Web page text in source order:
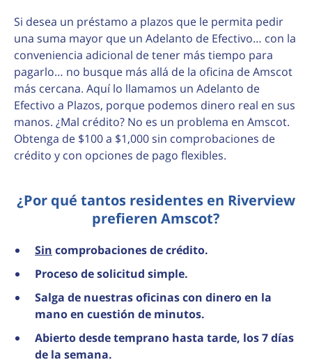
Si desea un préstamo a plazos que le permita pedir
una suma mayor que un Adelanto de Efectivo… con la
conveniencia adicional de tener más tiempo para
pagarlo… no busque más allá de la oficina de Amscot
más cercana. Aquí lo llamamos un Adelanto de
Efectivo a Plazos, porque podemos dinero real en sus
manos. ¿Mal crédito? No es un problema en Amscot.
Obtenga de $100 a $1,000 sin comprobaciones de
crédito y con opciones de pago flexibles.
¿Por qué tantos residentes en Riverview
prefieren Amscot?
Sin comprobaciones de crédito.
Proceso de solicitud simple.
Salga de nuestras oficinas con dinero en la
mano en cuestión de minutos.
Abierto desde temprano hasta tarde, los 7 días
de la semana.